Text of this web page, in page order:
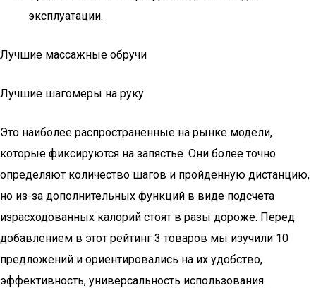
эксплуатации.
Лучшие массажные обручи
Лучшие шагомеры на руку
Это наиболее распространенные на рынке модели,
которые фиксируются на запястье. Они более точно
определяют количество шагов и пройденную дистанцию,
но из-за дополнительных функций в виде подсчета
израсходованных калорий стоят в разы дороже. Перед
добавлением в этот рейтинг 3 товаров мы изучили 10
предложений и ориентировались на их удобство,
эффективность, универсальность использования.